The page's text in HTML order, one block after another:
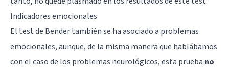
Indicadores emocionales
El test de Bender también se ha asociado a problemas
emocionales, aunque, de la misma manera que hablábamos
con el caso de los problemas neurológicos, esta prueba no